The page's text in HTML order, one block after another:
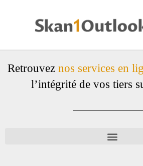
Retrouvez nos services en
l’intégrité de vos tiers